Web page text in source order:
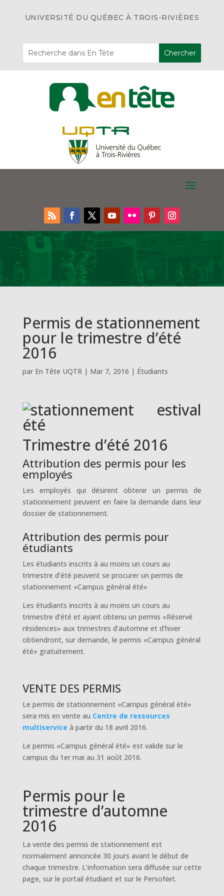
UNIVERSITÉ DU QUÉBEC À TROIS-RIVIÈRES
Permis de stationnement
pour le trimestre d’été
2016
par En Tête UQTR| Mar 7, 2016 | Étudiants
Trimestre d’été 2016
Attribution des permis pour les
employés
Les employés qui désirent obtenir un permis de
stationnement peuvent en faire la demande dans leur
dossier de stationnement.
Attribution des permis pour
étudiants
Les étudiants inscrits à au moins un cours au
trimestre d’été peuvent se procurer un permis de
stationnement «Campus général été»
Les étudiants inscrits à au moins un cours au
trimestre d’été et ayant obtenu un permis «Réservé
résidences» aux trimestres d’automne et d’hiver
obtiendront, sur demande, le permis «Campus général
été» gratuitement.
VENTE DES PERMIS
Le permis de stationnement «Campus général été»
sera mis en vente au Centre de ressources
multiservice à partir du 18 avril 2016.
Le permis «Campus général été» est valide sur le
campus du 1er mai au 31 août 2016.
Permis pour le
trimestre d’automne
2016
La vente des permis de stationnement est
normalement annoncée 30 jours avant le début de
chaque trimestre. L’information sera diffusée sur cette
page, sur le portail étudiant et sur le PersoNet.